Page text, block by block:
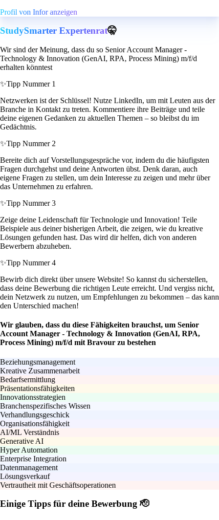
Profil von Infor anzeigen
StudySmarter Expertenrat🤫
Wir sind der Meinung, dass du so Senior Account Manager -
Technology & Innovation (GenAI, RPA, Process Mining) m/f/d
erhalten könntest
✨Tipp Nummer 1
Netzwerken ist der Schlüssel! Nutze LinkedIn, um mit Leuten aus der
Branche in Kontakt zu treten. Kommentiere ihre Beiträge und teile
deine eigenen Gedanken zu aktuellen Themen – so bleibst du im
Gedächtnis.
✨Tipp Nummer 2
Bereite dich auf Vorstellungsgespräche vor, indem du die häufigsten
Fragen durchgehst und deine Antworten übst. Denk daran, auch
eigene Fragen zu stellen, um dein Interesse zu zeigen und mehr über
das Unternehmen zu erfahren.
✨Tipp Nummer 3
Zeige deine Leidenschaft für Technologie und Innovation! Teile
Beispiele aus deiner bisherigen Arbeit, die zeigen, wie du kreative
Lösungen gefunden hast. Das wird dir helfen, dich von anderen
Bewerbern abzuheben.
✨Tipp Nummer 4
Bewirb dich direkt über unsere Website! So kannst du sicherstellen,
dass deine Bewerbung die richtigen Leute erreicht. Und vergiss nicht,
dein Netzwerk zu nutzen, um Empfehlungen zu bekommen – das kann
den Unterschied machen!
Wir glauben, dass du diese Fähigkeiten brauchst, um Senior
Account Manager - Technology & Innovation (GenAI, RPA,
Process Mining) m/f/d mit Bravour zu bestehen
Beziehungsmanagement
Kreative Zusammenarbeit
Bedarfsermittlung
Präsentationsfähigkeiten
Innovationsstrategien
Branchenspezifisches Wissen
Verhandlungsgeschick
Organisationsfähigkeit
AI/ML Verständnis
Generative AI
Hyper Automation
Enterprise Integration
Datenmanagement
Lösungsverkauf
Vertrautheit mit Geschäftsoperationen
Einige Tipps für deine Bewerbung 🫡